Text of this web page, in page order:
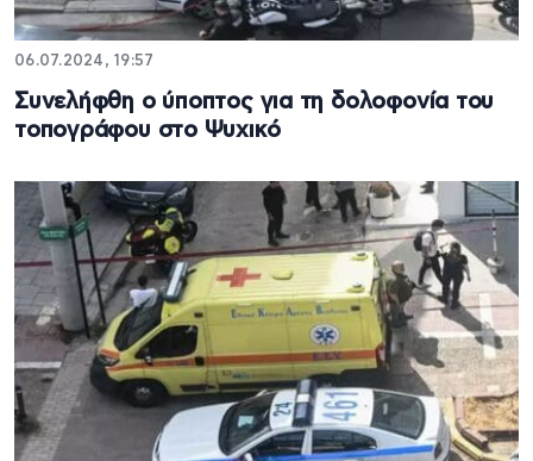
06.07.2024, 19:57
Συνελήφθη ο ύποπτος για τη δολοφονία του
τοπογράφου στο Ψυχικό